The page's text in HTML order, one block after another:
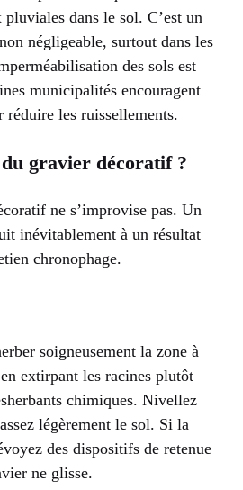
dans le sol. C’est un
négligeable, surtout dans les
des sols est
municipalités encouragent
réduire les ruissellements.
gravier décoratif ?
ne s’improvise pas. Un
inévitablement à un résultat
chronophage.
soigneusement la zone à
extirpant les racines plutôt
chimiques. Nivellez
légèrement le sol. Si la
des dispositifs de retenue
ne glisse.